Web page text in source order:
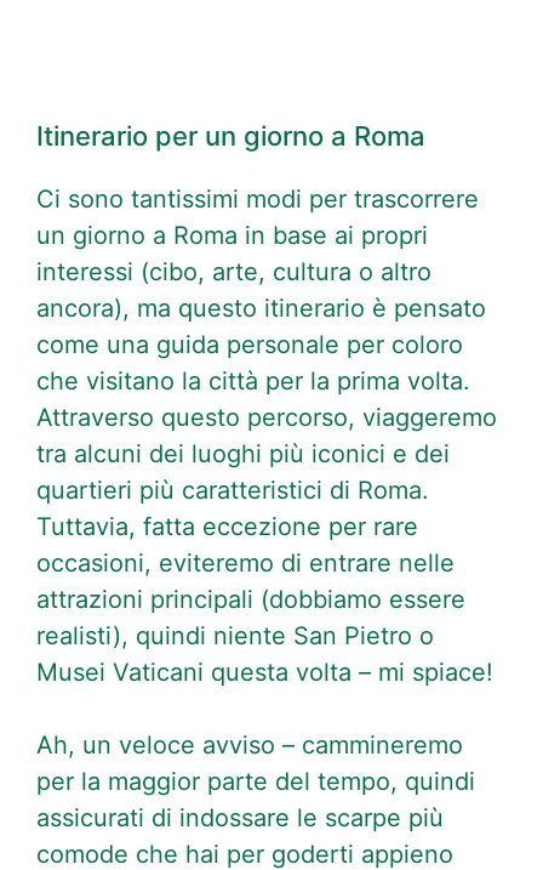
Itinerario per un giorno a Roma
Ci sono tantissimi modi per trascorrere
un giorno a Roma in base ai propri
interessi (cibo, arte, cultura o altro
ancora), ma questo itinerario è pensato
come una guida personale per coloro
che visitano la città per la prima volta.
Attraverso questo percorso, viaggeremo
tra alcuni dei luoghi più iconici e dei
quartieri più caratteristici di Roma.
Tuttavia, fatta eccezione per rare
occasioni, eviteremo di entrare nelle
attrazioni principali (dobbiamo essere
realisti), quindi niente San Pietro o
Musei Vaticani questa volta – mi spiace!
Ah, un veloce avviso – cammineremo
per la maggior parte del tempo, quindi
assicurati di indossare le scarpe più
comode che hai per goderti appieno